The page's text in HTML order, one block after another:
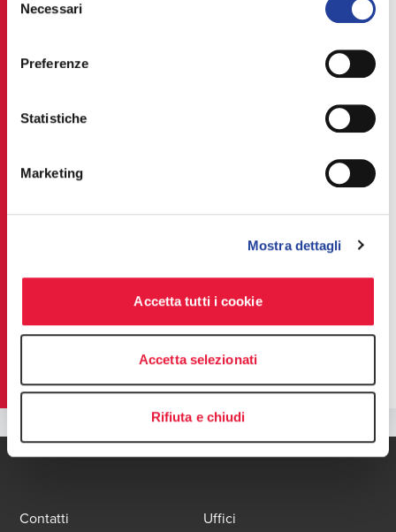
delNecessari
Preferenze
Statistiche
Marketing
Mostra dettagli
Accetta tutti i cookie
Accetta selezionati
Rifiuta e chiudi
Real Estate e Edilizia
Contatti Uffici